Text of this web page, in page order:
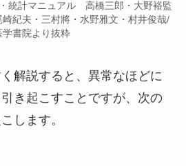
統計マニュアル 高橋三郎・大野裕監
紀夫・三村將・水野雅文・村井俊哉/
学書院より抜粋
解説すると、異常なほどに
き起こすことですが、次の
します。